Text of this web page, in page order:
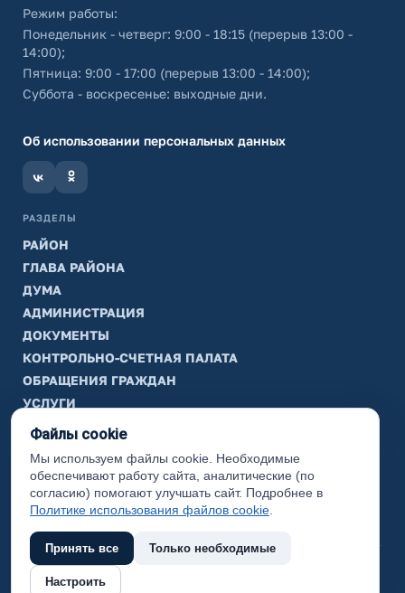
Режим работы:
Понедельник - четверг: 9:00 - 18:15 (перерыв 13:00 -
14:00);
Пятница: 9:00 - 17:00 (перерыв 13:00 - 14:00);
Суббота - воскресенье: выходные дни.
Об использовании персональных данных
РАЗДЕЛЫ
РАЙОН
ГЛАВА РАЙОНА
ДУМА
АДМИНИСТРАЦИЯ
ДОКУМЕНТЫ
КОНТРОЛЬНО-СЧЕТНАЯ ПАЛАТА
ОБРАЩЕНИЯ ГРАЖДАН
УСЛУГИ
ТИК
ИНФОРМАЦИЯ
Законодательная карта
Карта сайта
(с) 2017 Ханты-Мансийский район, официальный сайт
администрации
Файлы cookie
Мы используем файлы cookie. Необходимые
обеспечивают работу сайта, аналитические (по
согласию) помогают улучшать сайт. Подробнее в
Политике использования файлов cookie
Принять все Только необходимые
Настроить